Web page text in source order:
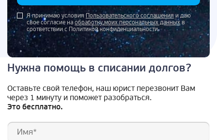
Я принимаю условия Пользовательского соглашенияи даю
свое согласие на обработку моих персональных данныхв
соответствии с Политикой конфиденциальности
Нужна помощь в списании долгов?
Оставьте свой телефон, наш юрист перезвонит Вам
через 1 минуту и поможет разобраться.
Это бесплатно.